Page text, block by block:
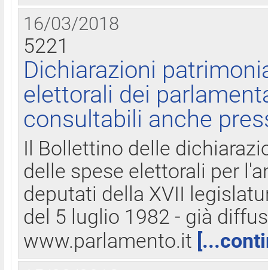
16/03/2018
5221
Dichiarazioni
elettorali dei
consultabili anche
Il Bollettino delle
delle spese elettorali per
deputati della XVII
del 5 luglio 1982 - già
www.parlamento.it